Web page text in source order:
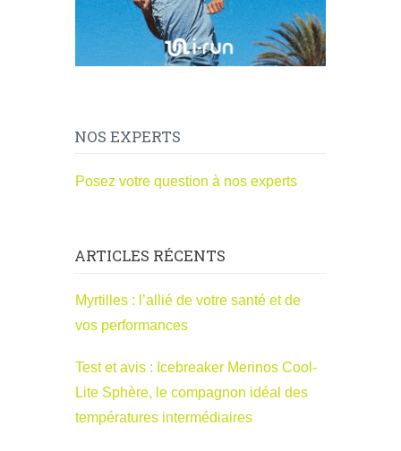
NOS EXPERTS
Posez votre question à nos experts
ARTICLES RÉCENTS
Myrtilles : l’allié de votre santé et de
vos performances
Test et avis : Icebreaker Merinos Cool-
Lite Sphère, le compagnon idéal des
températures intermédiaires